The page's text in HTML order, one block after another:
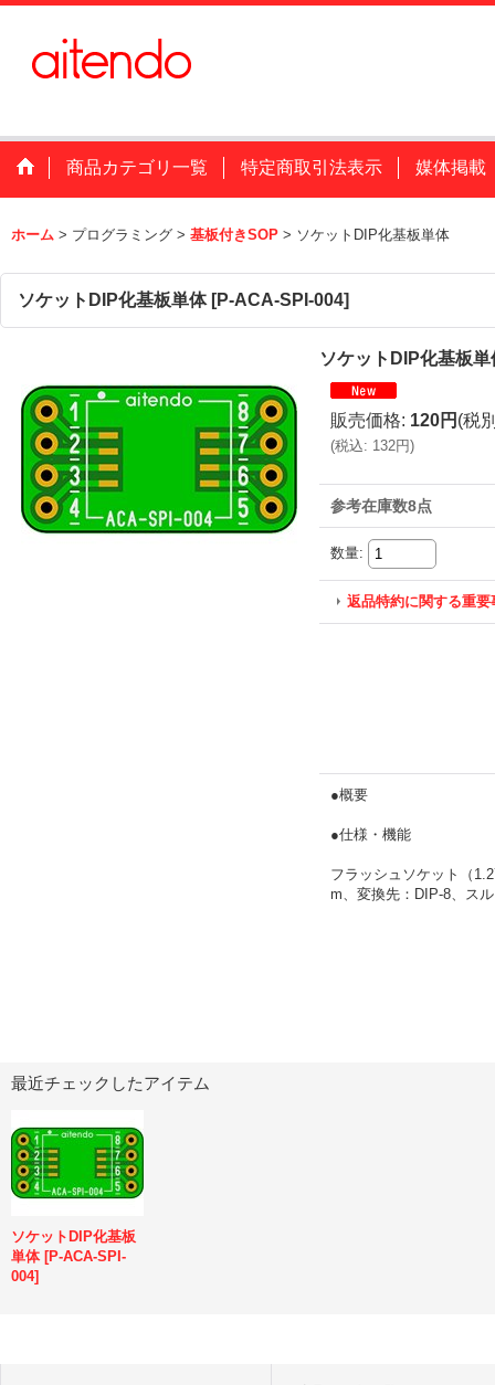
商品カテゴリ一覧 特定商取引法表示 媒体掲載
ホーム > プログラミング > 基板付きSOP > ソケットDIP化基板単体
ソケットDIP化基板単体 [P-ACA-SPI-004]
ソケットDIP化基板単
販売価格: 120円 (税
(税込: 132円)
参考在庫数8点
数量:
返品特約に関する重要
●概要
●仕様・機能
フラッシュソケット（
m、変換先：DIP-8、ス
最近チェックしたアイテム
ソケットDIP化基板
単体 [P-ACA-SPI-
004]